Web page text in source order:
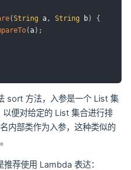
(String a, String b)
{
(a) ;
sort 方法，入参是一个 List 集
便对给定的 List 集合进行排
内部类作为入参，这种类似的
荐使用 Lambda 表达：